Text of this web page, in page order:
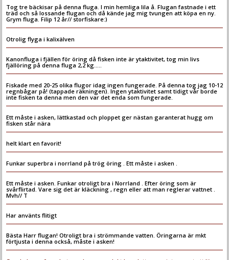
Tog tre bäckisar på denna fluga. I min hemliga lila å. Flugan fastnade i ett
träd och så lossande flugan och då kände jag mig tvungen att köpa en ny.
Grym fluga. Filip 12 år// storfiskare:)
Otrolig flyga i kalixälven
Kanonfluga i fjällen för öring då fisken inte är ytaktivitet, tog min livs
fjällöring på denna fluga 2,2 kg.....
Fiskade med 20-25 olika flugor idag ingen fungerade. På denna tog jag 10-12
regnbågar på! (tappade räkningen). Ingen ytaktivitet samt tidigt vår borde
inte fisken ta denna men den var det enda som fungerade.
Ett måste i asken, lättkastad och ploppet ger nästan garanterat hugg om
fisken står nära
helt klart en favorit!
Funkar superbra i norrland på trög öring . Ett måste i asken .
Ett måste i asken. Funkar otroligt bra i Norrland . Efter öring som är
svårflirtad. Vare sig det är kläckning , regn eller att man reglerar vattnet .
Mvh// T
Har använts flitigt
Bästa Harr flugan! Otroligt bra i strömmande vatten. Öringarna är mkt
förtjusta i denna också, måste i asken!